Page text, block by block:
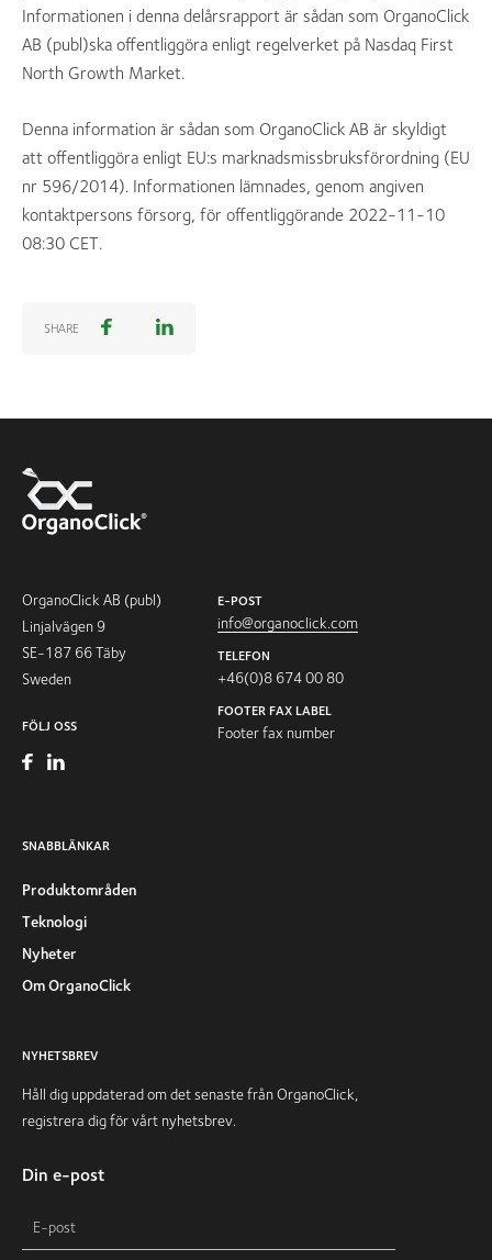
Informationen i denna delårsrapport är sådan som OrganoClick
AB (publ)ska offentliggöra enligt regelverket på Nasdaq First
North Growth Market.
Denna information är sådan som OrganoClick AB är skyldigt
att offentliggöra enligt EU:s marknadsmissbruksförordning (EU
nr 596/2014). Informationen lämnades, genom angiven
kontaktpersons försorg, för offentliggörande 2022-11-10
08:30 CET.
SHARE
OrganoClick AB (publ)
Linjalvägen 9
SE-187 66 Täby
Sweden
FÖLJ OSS
E-POST
info@organoclick.com
TELEFON
+46(0)8 674 00 80
FOOTER FAX LABEL
Footer fax number
SNABBLÄNKAR
Produktområden
Teknologi
Nyheter
Om OrganoClick
NYHETSBREV
Håll dig uppdaterad om det senaste från OrganoClick,
registrera dig för vårt nyhetsbrev.
Din e-post